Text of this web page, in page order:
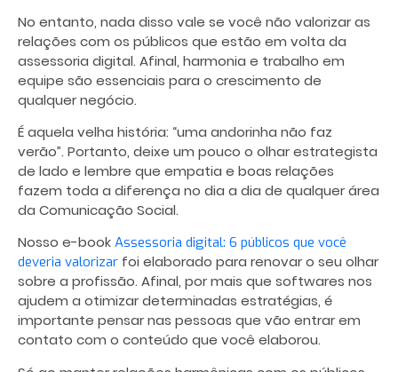
No entanto, nada disso vale se você não valorizar as
relações com os públicos que estão em volta da
assessoria digital. Afinal, harmonia e trabalho em
equipe são essenciais para o crescimento de
qualquer negócio.
É aquela velha história: “uma andorinha não faz
verão”. Portanto, deixe um pouco o olhar estrategista
de lado e lembre que empatia e boas relações
fazem toda a diferença no dia a dia de qualquer área
da Comunicação Social.
Nosso e-book Assessoria digital: 6 públicos que você
deveria valorizar foi elaborado para renovar o seu olhar
sobre a profissão. Afinal, por mais que softwares nos
ajudem a otimizar determinadas estratégias, é
importante pensar nas pessoas que vão entrar em
contato com o conteúdo que você elaborou.